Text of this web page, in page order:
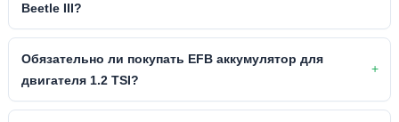
Beetle III?
Обязательно ли покупать EFB аккумулятор для
двигателя 1.2 TSI?